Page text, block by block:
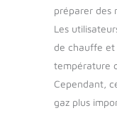
préparer des
Les
de chauffe et
température
Cependant,
gaz plus